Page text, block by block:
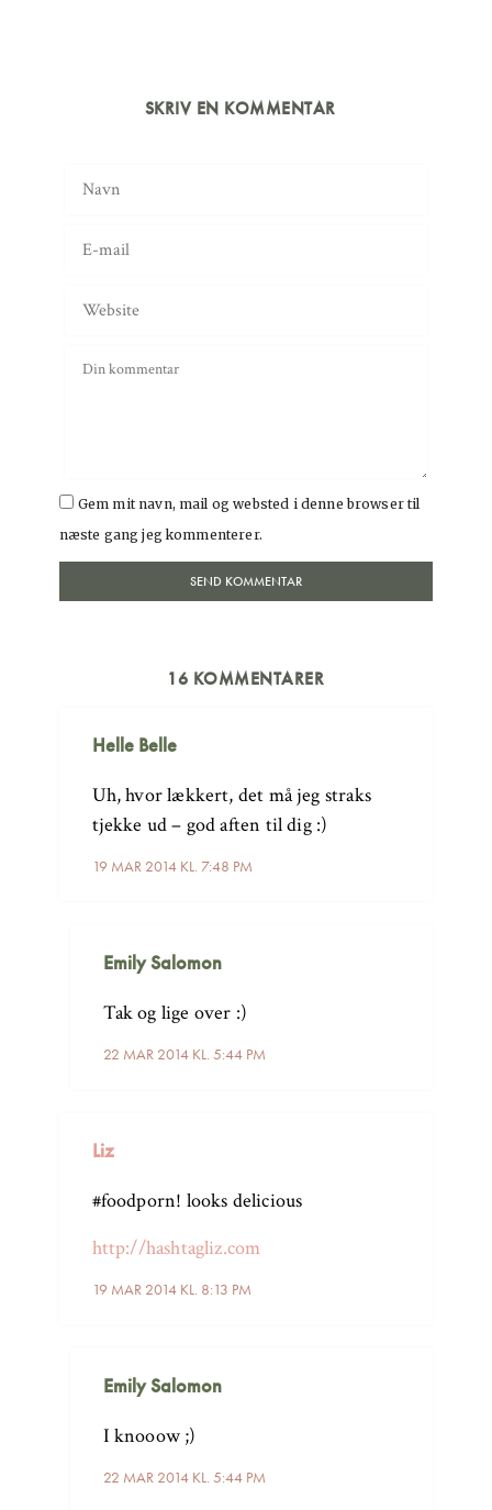
SKRIV EN KOMMENTAR
Gem mit navn, mail og websted i denne browser til
næste gang jeg kommenterer.
16 KOMMENTARER
Helle Belle
19 MAR 2014 KL. 7:48 PM
Uh, hvor lækkert, det må jeg straks
tjekke ud – god aften til dig :)
Emily Salomon
22 MAR 2014 KL. 5:44 PM
Tak og lige over :)
Liz
19 MAR 2014 KL. 8:13 PM
#foodporn! looks delicious
http://hashtagliz.com
Emily Salomon
22 MAR 2014 KL. 5:44 PM
I knooow ;)